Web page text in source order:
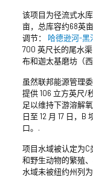
该项目为径流式水
亩，总库容约68英
调节： 哈德逊河-黑
700 英尺长的尾水
布和迦太基磨坊（
虽然联邦能源管理
提供 106 立方英尺/
足以维持下游溶解
日至 12 月 17 日，
口。.
项目水域被认定为
和野生动物的繁殖
水域未被纽约州列